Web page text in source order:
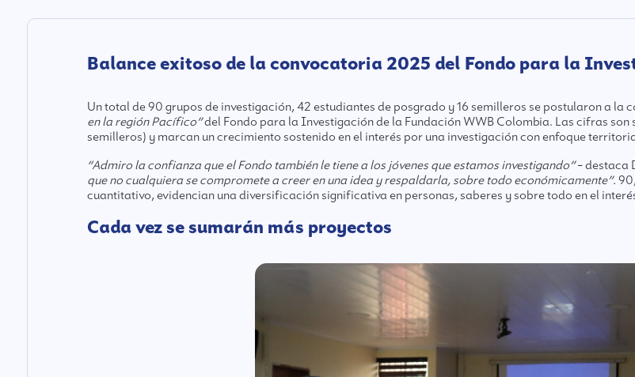
Balance exitoso de la convocatoria 2025 del Fondo para la
Un total de 90 grupos de investigación, 42 estudiantes de posgrado y 16 semilleros se postularon a la
en la región Pacífico”del Fondo para la Investigación de la Fundación WWB Colombia. Las cifras son
semilleros) y marcan un crecimiento sostenido en el interés por una investigación con enfoque
“Admiro la confianza que el Fondo también le tiene a los jóvenes que estamos investigando”– destaca
que no cualquiera se compromete a creer en una idea y respaldarla, sobre todo económicamente”.
cuantitativo, evidencian una diversificación significativa en personas, saberes y sobre todo en el
Cada vez se sumarán más proyectos